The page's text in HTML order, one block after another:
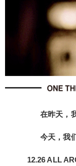
在昨天，
今天，我
12.26 ALL
元
元